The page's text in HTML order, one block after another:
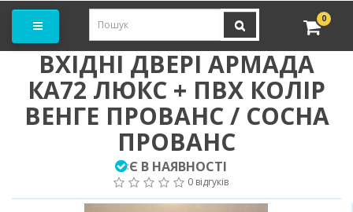
0
ВХІДНІ ДВЕРІ АРМАДА
КА72 ЛЮКС + ПВХ КОЛІР
ВЕНГЕ ПРОВАНС / СОСНА
ПРОВАНС
:Є В НАЯВНОСТІ
0 відгуків